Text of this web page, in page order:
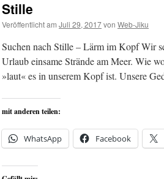
Stille
Veröffentlicht am Juli 29, 2017von Web-Jiku
Suchen nach Stille – Lärm im Kopf Wir
Urlaub einsame Strände am Meer. Wie
»laut« es in unserem Kopf ist. Unsere
mit anderen teilen:
WhatsApp Facebook